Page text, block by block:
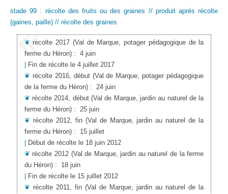
stade 99 : récolte des fruits ou des graines // produit après récolte
(gaines, paille) // récolte des graines
❦ récolte 2017 (Val de Marque, potager pédagogique de la
ferme du Héron): 4 juin
Fin de récolte le 4 juillet 2017
❦ récolte 2016, début (Val de Marque, potager pédagogique
de la ferme du Héron): 24 juin
❦récolte 2014, début (Val de Marque, jardin au naturel de la
ferme du Héron): 25 juin
❦ récolte 2012, fin (Val de Marque, jardin au naturel de la
ferme du Héron): 15 juillet
Début de récolte le 18 juin 2012
❦récolte 2012 (Val de Marque, jardin au naturel de la ferme
du Héron): 18 juin
Fin de récolte le 15 juillet 2012
❦ récolte 2011, fin (Val de Marque, jardin au naturel de la